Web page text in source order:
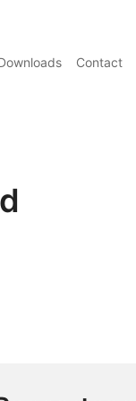
Contact